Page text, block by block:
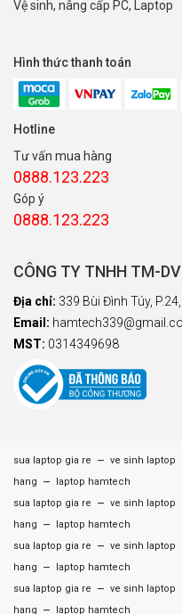
Vệ sinh, nâng cấp PC, Laptop
Hình thức thanh toán
Hotline
Tư vấn mua hàng
0888.123.223
Góp ý
0888.123.223
CÔNG TY TNHH TM-
Địa chỉ: 339 Bùi Đình Túy,
Email:
MST: 0314349698
sua laptop gia re – ve sinh laptop
hang
–
laptop hamtech
sua laptop gia re
– ve sinh laptop
hang
–
laptop hamtech
sua laptop gia re
– ve sinh laptop
hang
–
laptop hamtech
sua laptop gia re
– ve sinh laptop
hang
– laptop hamtech